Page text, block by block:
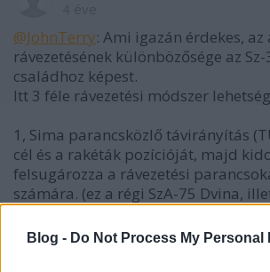
Blog - Do Not Process My Personal
@JohnTerry: Ami igazán érdekes,
rávezetésének különbözősége az
családhoz képest.
Itt 3 féle rávezetési módszer
1, Sima parancsközlő távirányítás
cél és a rakéták pozícióját, majd
felsugározza a rávezetési
számára. (ez a régi SzA-75 Dvina,
céltávolságig ezt alkalmazzák.